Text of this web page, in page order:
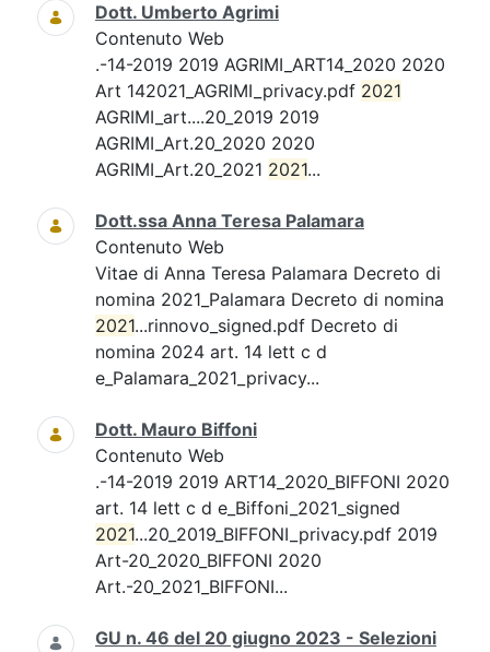
Dott. Umberto Agrimi
Contenuto Web
.-14-2019 2019 AGRIMI_ART14_2020 2020
Art 142021_AGRIMI_privacy.pdf 2021
AGRIMI_art....20_2019 2019
AGRIMI_Art.20_2020 2020
AGRIMI_Art.20_2021 2021...
Dott.ssa Anna Teresa Palamara
Contenuto Web
Vitae di Anna Teresa Palamara Decreto di
nomina 2021_Palamara Decreto di nomina
2021...rinnovo_signed.pdf Decreto di
nomina 2024 art. 14 lett c d
e_Palamara_2021_privacy...
Dott. Mauro Biffoni
Contenuto Web
.-14-2019 2019 ART14_2020_BIFFONI 2020
art. 14 lett c d e_Biffoni_2021_signed
2021...20_2019_BIFFONI_privacy.pdf 2019
Art-20_2020_BIFFONI 2020
Art.-20_2021_BIFFONI...
GU n. 46 del 20 giugno 2023 - Selezioni